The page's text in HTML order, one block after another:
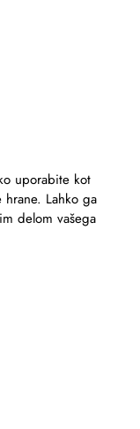
uporabite kot
Lahko ga
delom vašega